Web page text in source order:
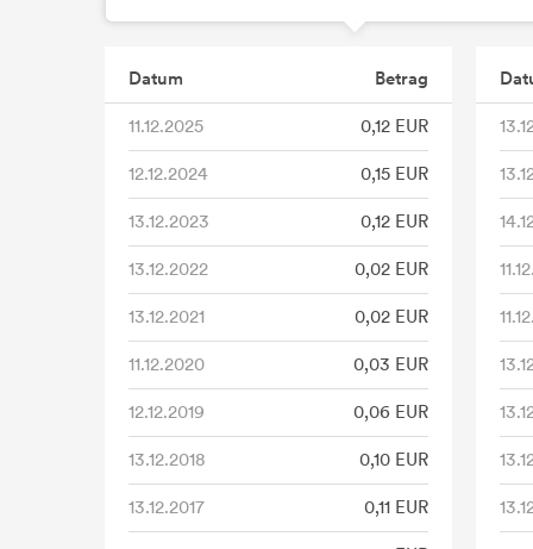
Datum Betrag
11.12.2025 0,12 EUR
12.12.2024 0,15 EUR
13.12.2023 0,12 EUR
13.12.2022 0,02 EUR
13.12.2021 0,02 EUR
11.12.2020 0,03 EUR
12.12.2019 0,06 EUR
13.12.2018 0,10 EUR
13.12.2017 0,11 EUR